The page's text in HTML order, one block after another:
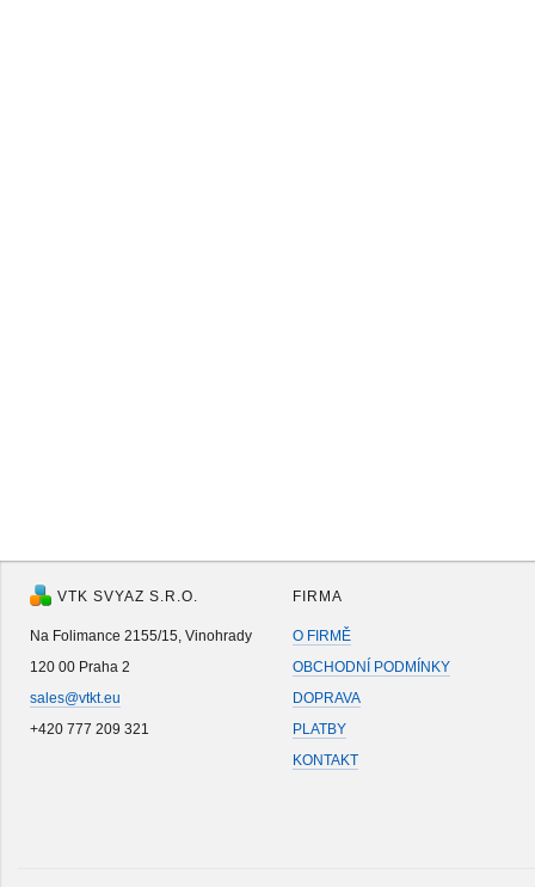
VTK SVYAZ S.R.O.
Na Folimance 2155/15, Vinohrady
120 00 Praha 2
sales@vtkt.eu
+420 777 209 321
FIRMA
O FIRMĚ
OBCHODNÍ PODMÍNKY
DOPRAVA
PLATBY
KONTAKT